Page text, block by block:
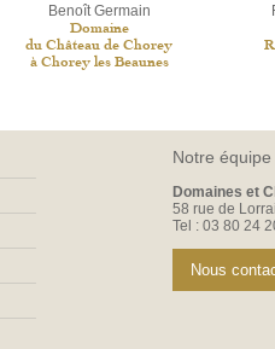
Benoît Germain
Domaine
du Château de Chorey
à Chorey les Beaunes
Notre
Domaines et
58 rue de
Tel : 03 80 24